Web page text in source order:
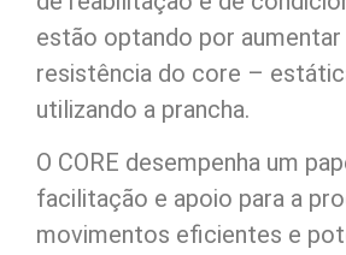
estão optando por
resistência do core –
utilizando a prancha.
O CORE desempenha um
facilitação e apoio para a
movimentos eficientes e